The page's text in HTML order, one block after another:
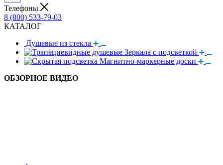
Телефоны
8 (800) 533-79-03
КАТАЛОГ
Душевые из стекла
Зеркала с подсветкой
Магнитно-маркерные доски
ОБЗОРНОЕ ВИДЕО